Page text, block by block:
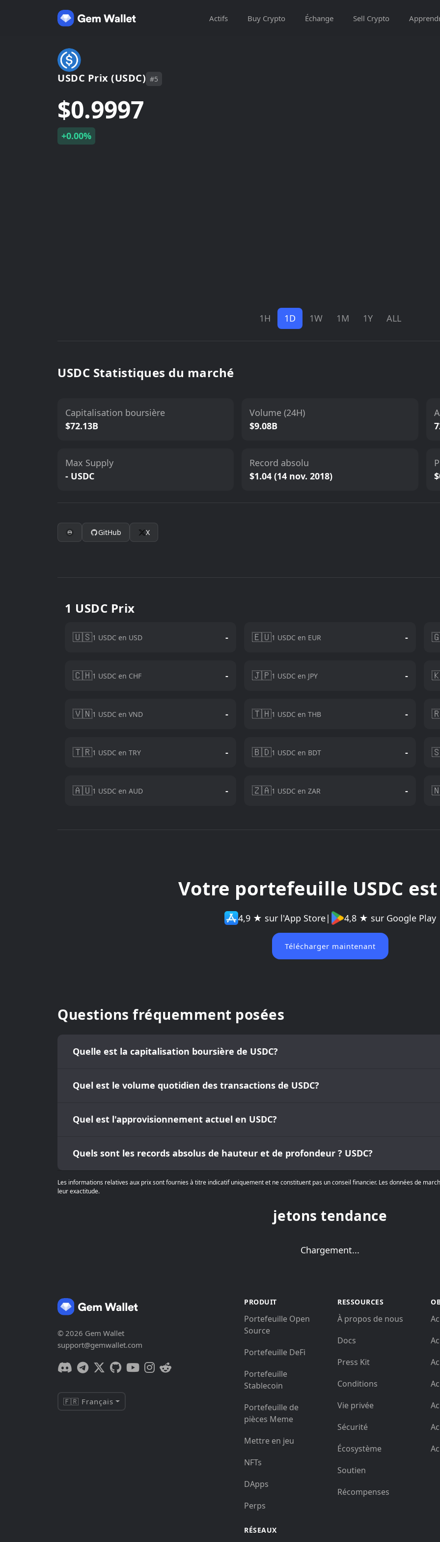
Actifs Buy Crypto Échange Sell Crypto
USDC Prix (USDC) #5
$0.9997
+0.00%
1H 1D 1W 1M 1Y ALL
USDC Statistiques du marché
Capitalisation boursière
$72.13B
Volume (24H)
$9.08B
Max Supply
- USDC
Record absolu
$1.04 (14 nov. 2018)
GitHub X
1 USDC Prix
🇺🇸1 USDC en USD - 🇪🇺1 USDC en EUR -
🇨🇭1 USDC en CHF - 🇯🇵1 USDC en JPY -
🇻🇳1 USDC en VND - 🇹🇭1 USDC en THB -
🇹🇷1 USDC en TRY - 🇧🇩1 USDC en BDT -
🇦🇺1 USDC en AUD - 🇿🇦1 USDC en ZAR -
Votre portefeuille USDC
4,9 ★ sur l'App Store| 4,8 ★ sur Google Play
Télécharger maintenant
Questions fréquemment posées
Quelle est la capitalisation boursière de USDC?
Quel est le volume quotidien des transactions de USDC?
Quel est l'approvisionnement actuel en USDC?
Quels sont les records absolus de hauteur et de profondeur ? USDC?
Les informations relatives aux prix sont fournies à titre indicatif uniquement et ne constituent pas un conseil financier. Les données de
leur exactitude.
jetons tendance
Chargement...
© 2026 Gem Wallet
support@gemwallet.com
🇫🇷 Français
PRODUIT
Portefeuille Open
Source
Portefeuille DeFi
Portefeuille
Stablecoin
Portefeuille de
pièces Meme
Mettre en jeu
NFTs
DApps
Perps
RÉSEAUX
RESSOURCES
À propos de nous
Docs
Press Kit
Conditions
Vie privée
Sécurité
Écosystème
Soutien
Récompenses